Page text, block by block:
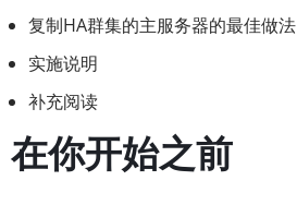
复制HA群集的主服务器的最佳做法
实施说明
补充阅读
在你开始之前